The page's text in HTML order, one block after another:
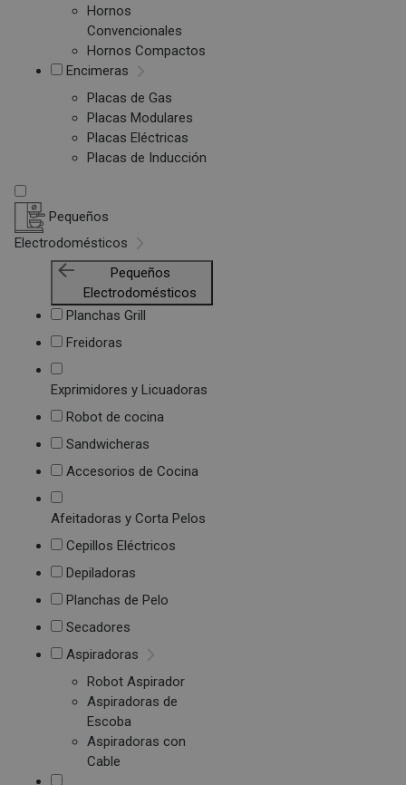
Hornos
Convencionales
Hornos Compactos
Encimeras
Placas de Gas
Placas Modulares
Placas Eléctricas
Placas de Inducción
Pequeños
Electrodomésticos
Pequeños
Electrodomésticos
Planchas Grill
Freidoras
Exprimidores y Licuadoras
Robot de cocina
Sandwicheras
Accesorios de Cocina
Afeitadoras y Corta Pelos
Cepillos Eléctricos
Depiladoras
Planchas de Pelo
Secadores
Aspiradoras
Robot Aspirador
Aspiradoras de
Escoba
Aspiradoras con
Cable